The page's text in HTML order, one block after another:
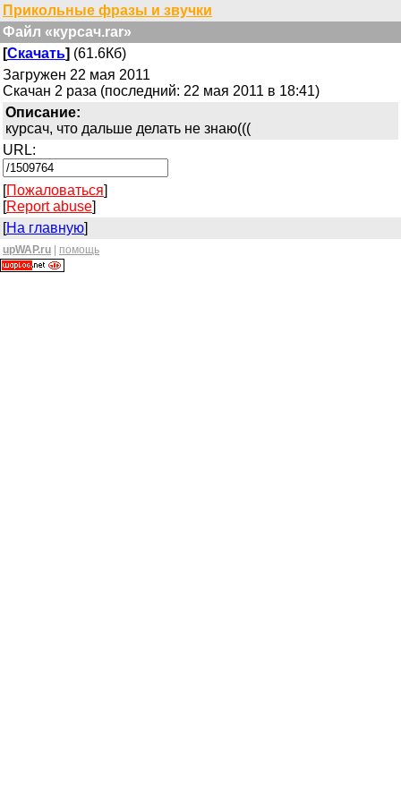
Прикольные фразы и звучки
Файл «курсач.rar»
[Скачать] (61.6Кб)
Загружен 22 мая 2011
Скачан 2 раза (последний: 22 мая 2011 в 18:41)
Описание:
курсач, что дальше делать не знаю(((
URL:
[Пожаловаться]
[Report abuse]
[На главную]
upWAP.ru помощь